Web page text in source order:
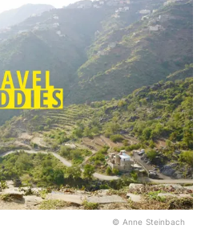
© Anne Steinbach